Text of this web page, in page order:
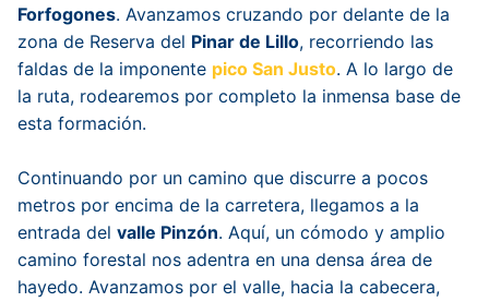
Forfogones. Avanzamos cruzando por delante de la
zona de Reserva del Pinar de Lillo, recorriendo las
faldas de la imponente pico San Justo. A lo largo de
la ruta, rodearemos por completo la inmensa base de
esta formación.
Continuando por un camino que discurre a pocos
metros por encima de la carretera, llegamos a la
entrada del valle Pinzón. Aquí, un cómodo y amplio
camino forestal nos adentra en una densa área de
hayedo. Avanzamos por el valle, hacia la cabecera,